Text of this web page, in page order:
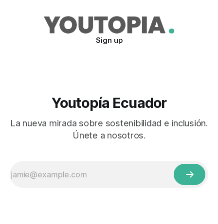
Sign up
Youtopía Ecuador
La nueva mirada sobre sostenibilidad e inclusión.
Únete a nosotros.